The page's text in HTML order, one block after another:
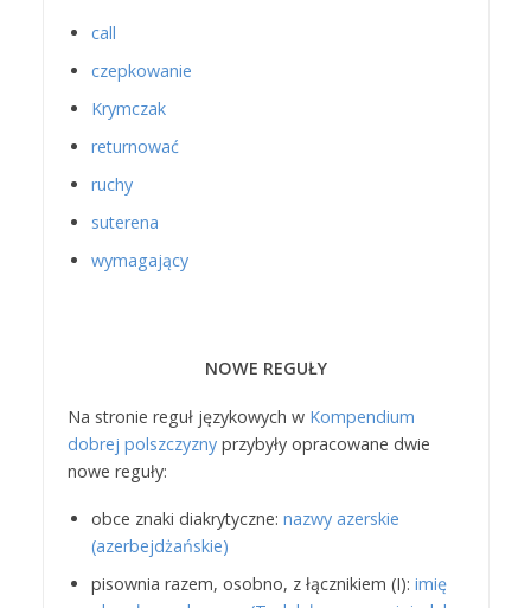
call
czepkowanie
Krymczak
returnować
ruchy
suterena
wymagający
NOWE REGUŁY
Na stronie reguł językowych w Kompendium
dobrej polszczyznyprzybyły opracowane dwie
nowe reguły:
obce znaki diakrytyczne: nazwy azerskie
(azerbejdżańskie)
pisownia razem, osobno, z łącznikiem (I): imię